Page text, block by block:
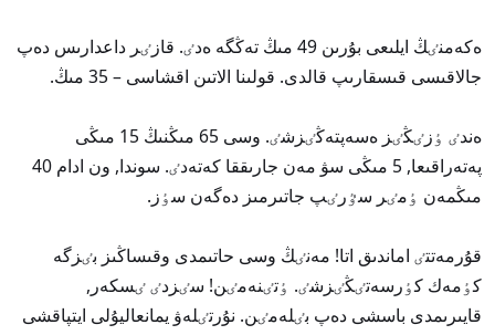
ەكەمنٸڭ ايلىعى بۇرىن 49 مىڭ تەڭگە ەدٸ. قازٸر داعدارىس دەپ
جالاقىسى قىسقارىپ قالدى. قولىنا الاتىن اقشاسى – 35 مىڭ.
ەندٸ ٶزٸڭٸز ەسەپتەڭٸزشٸ. وسى 65 مىڭنىڭ 15 مىڭى
پەتەراقىعا, 5 مىڭى سۋ مەن جارىققا كەتەدٸ. سوندا, ون ادام 40
مىڭمەن ٶمٸر سٷرٸپ جاتىرمىز دەگەن سٶز.
قۇرمەتتٸ اماندىق اتا! مەنٸڭ وسى حاتىمدى وقىساڭىز بٸزگە
كٶمەك كٶرسەتٸڭٸزشٸ. ٶتٸنەمٸن! سٸزدٸ ٸسكەر,
قايىرىمدى باسشى دەپ بٸلەمٸن. نۇرتٸلەۋ يمانعاليۇلى ايتپاقشى